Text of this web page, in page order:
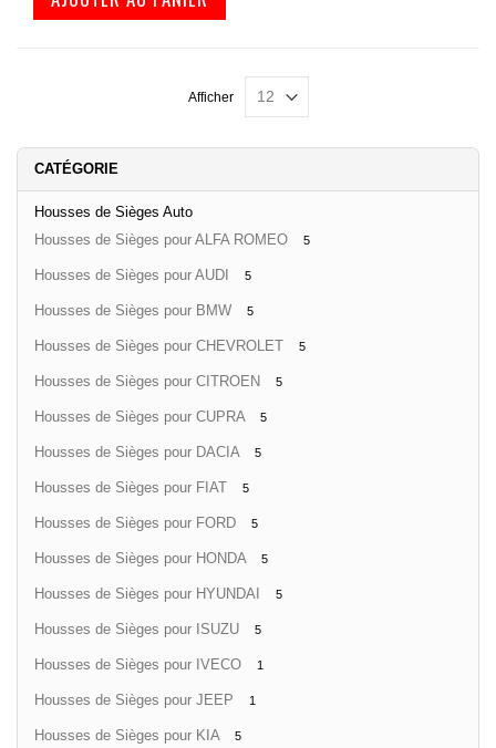
Afficher
CATÉGORIE
Housses de Sièges Auto
Housses de Sièges pour ALFA ROMEO
5
Housses de Sièges pour AUDI 5
Housses de Sièges pour BMW 5
Housses de Sièges pour CHEVROLET 5
Housses de Sièges pour CITROEN 5
Housses de Sièges pour CUPRA 5
Housses de Sièges pour DACIA 5
Housses de Sièges pour FIAT 5
Housses de Sièges pour FORD 5
Housses de Sièges pour HONDA 5
Housses de Sièges pour HYUNDAI 5
Housses de Sièges pour ISUZU 5
Housses de Sièges pour IVECO 1
Housses de Sièges pour JEEP 1
Housses de Sièges pour KIA 5